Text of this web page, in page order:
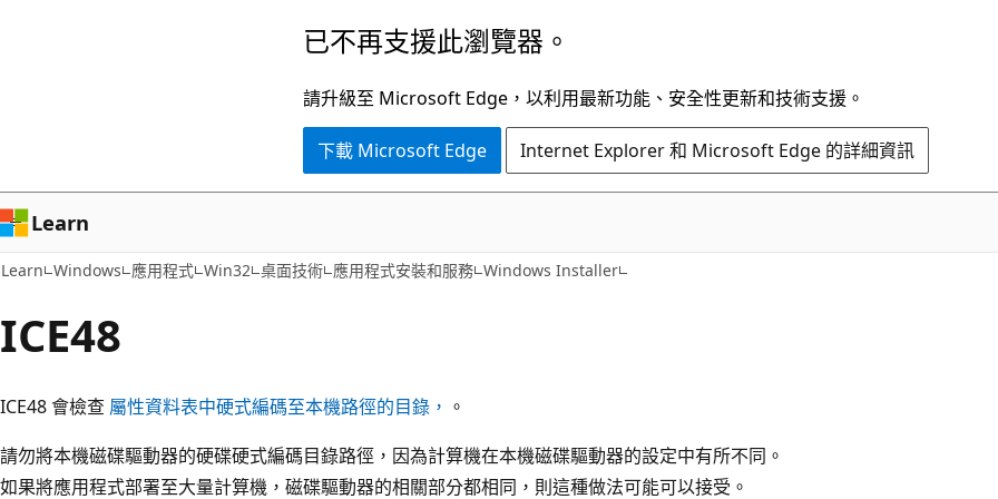
容
已不再支援此瀏覽器。
請升級至 Microsoft Edge，以利用最新功能、安全性更新和技術支援。
下載 Microsoft Edge Internet Explorer 和 Microsoft Edge 的詳細資訊
Learn
Learn Windows 應用程式 Win32 桌面技術 應用程式安裝和服務 Windows Installer
ICE48
ICE48 會檢查 屬性資料表中硬式編碼至本機路徑的目錄， 。
請勿將本機磁碟驅動器的硬碟硬式編碼目錄路徑，因為計算機在本機磁碟驅動器的設定中有所不同。
如果將應用程式部署至大量計算機，磁碟驅動器的相關部分都相同，則這種做法可能可以接受。